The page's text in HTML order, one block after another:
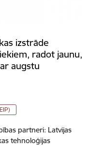
izstrāde
radot jaunu,
augstu
partneri: Latvijas
tehnoloģijas